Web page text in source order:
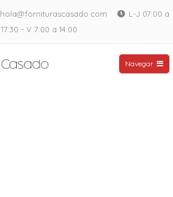
hola@forniturascasado.com
L-J 07:00 a
17:30 - V 7:00 a 14:00
Fornituras Casado
Navegar